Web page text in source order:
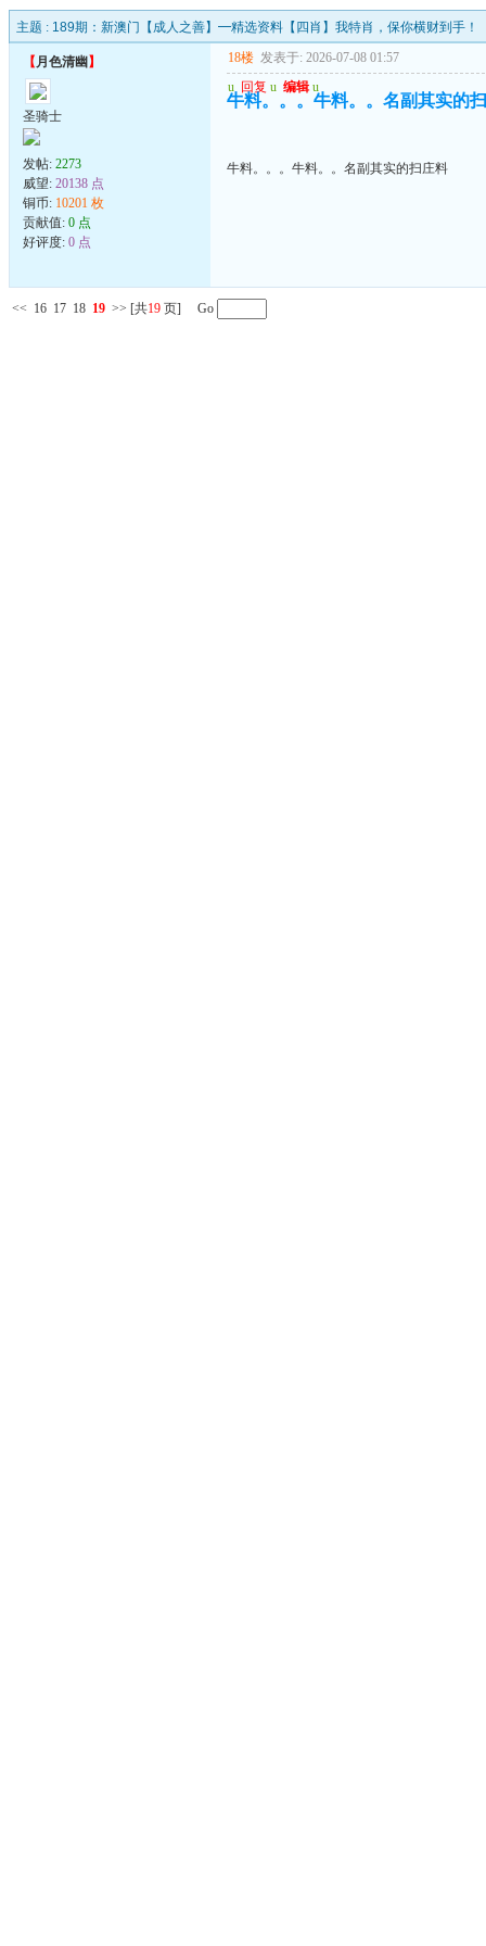
主题 : 189期：新澳门【成人之善】━精选资料【四肖】我特肖，保你横财到手！
【月色清幽 】
圣骑士
发帖: 2273
威望: 20138 点
铜币: 10201 枚
贡献值: 0 点
好评度: 0 点
18楼 发表于: 2026-07-08 01:57
u 回复 u 编辑 u
牛料。。。牛料。。名副其实的
牛料。。。牛料。。名副其实的扫庄料
<< 16 17 18 19 >> [共19 页] Go